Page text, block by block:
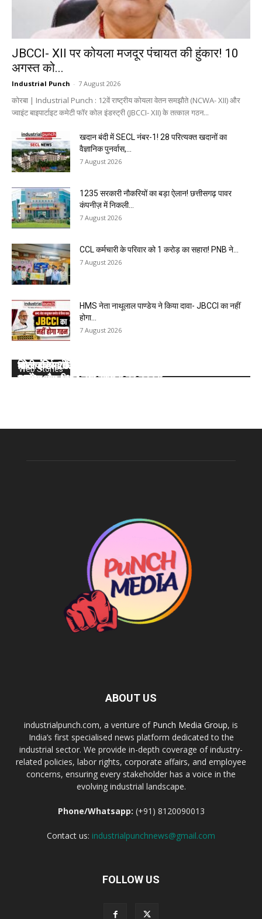
JBCCI- XII पर कोयला मजदूर पंचायत की हुंकार! 10
अगस्त को...
Industrial Punch - 7 August 2026
कोरबा | Industrial Punch : 12वें राष्ट्रीय कोयला वेतन समझौते (NCWA- XII) और
ज्वाइंट बाइपार्टाइट कमेटी फॉर कोल इंडस्ट्री (JBCCI- XII) के तत्काल गठन...
खदान बंदी में SECL नंबर-1! 28 परित्यक्त खदानों का
वैज्ञानिक पुनर्वास,...
7 August 2026
1235 सरकारी नौकरियों का बड़ा ऐलान! छत्तीसगढ़ पावर
कंपनीज़ में निकली...
7 August 2026
CCL कर्मचारी के परिवार को ₹1 करोड़ का सहारा! PNB ने...
7 August 2026
HMS नेता नाथूलाल पाण्डेय ने किया दावा- JBCCI का नहीं
होगा...
7 August 2026
Web Stories
कोल इंडिया की 10 मेगा माइंस ने Q1 में बनाया रिकॉर्ड, SECL,
NCL और MCL की खदानों का दबदबा
भारत के सर्वाधिक कोयला भंडार वाले सात राज्यों के बारे में
जानें:
वित्तीय वर्ष 2025- 26 : कोल इंडिया लिमिटेड की टॉप- 10
खदान
कोल इंडिया ने डिस्पैच का टारगेट भी किया कम, देखें 2026-
27 का कंपनीवार नया लक्ष्य
कोल इंडिया ने घटाया लक्ष्य, देखें 2026- 27 का कंपनीवार नया
टारगेट
ABOUT US
industrialpunch.com, a venture of Punch Media Group, is
India’s first specialised news platform dedicated to the
industrial sector. We provide in-depth coverage of industry-
related policies, labor rights, corporate affairs, and employee
concerns, ensuring every stakeholder has a voice in the
evolving industrial landscape.
Phone/Whatsapp: (+91) 8120090013
Contact us: industrialpunchnews@gmail.com
FOLLOW US